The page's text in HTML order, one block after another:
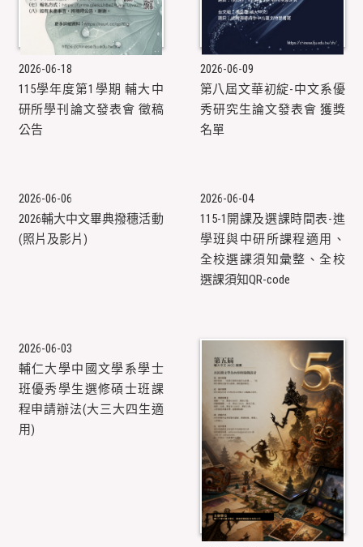
2026-06-18
115學年度第1學期 輔大中
研所學刊​論文發表會 徵稿
公告
2026-06-09
第八屆文華初綻-中文系優
秀研究生論文發表會 獲獎
名單
2026-06-06
2026輔大中文畢典撥穗活動
(照片及影片)
2026-06-04
115-1開課及選課時間表-進
學班與中研所課程適用、
全校選課須知彙整、全校
選課須知QR-code
2026-06-03
輔仁大學中國文學系學士
班優秀學生選修碩士班課
程申請辦法(大三大四生適
用)